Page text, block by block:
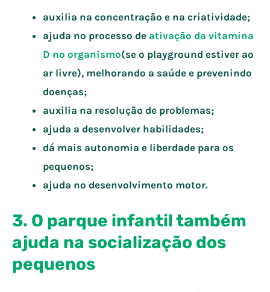
auxilia na concentração e na criatividade;
ajuda no processo de ativação da vitamina
D no organismo(se o playground estiver ao
ar livre), melhorando a saúde e prevenindo
doenças;
auxilia na resolução de problemas;
ajuda a desenvolver habilidades;
dá mais autonomia e liberdade para os
pequenos;
ajuda no desenvolvimento motor.
3. O parque infantil também
ajuda na socialização dos
pequenos